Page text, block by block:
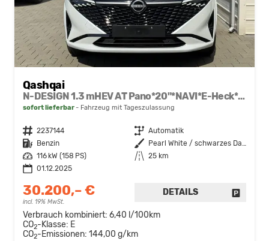
Qashqai
N-DESIGN 1.3 mHEV AT Pano*20"*NAVI*E-Heck*SHZ*HeadUp*I-Key*E-Sitz*
sofort lieferbar Fahrzeug mit Tageszulassung
Fahrzeugnr. 2237144 Getriebe Automatik
Kraftstoff
Benzin Außenfarbe
Pearl White / schwarzes Dach
Leistung
116 kW (158 PS) Kilometerstand
25 km
01.12.2025
30.200,– €
incl. 19% MwSt.
DETAILS
Verbrauch kombiniert: 6,40 l/100km
CO2-Klasse: E
CO2-Emissionen: 144,00 g/km